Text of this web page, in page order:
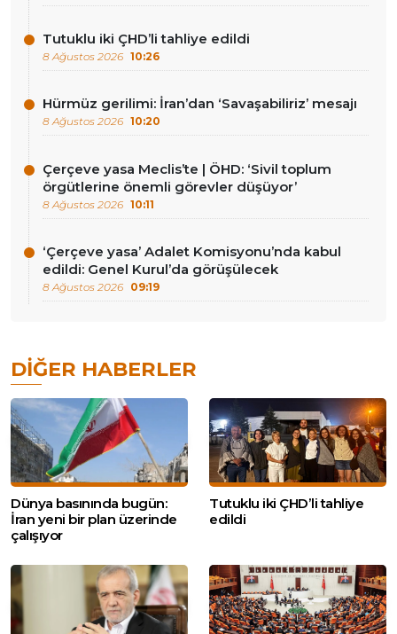
Tutuklu iki ÇHD’li tahliye edildi
8 Ağustos 2026 10:26
Hürmüz gerilimi: İran’dan ‘Savaşabiliriz’ mesajı
8 Ağustos 2026 10:20
Çerçeve yasa Meclis’te | ÖHD: ‘Sivil toplum
örgütlerine önemli görevler düşüyor’
8 Ağustos 2026 10:11
‘Çerçeve yasa’ Adalet Komisyonu’nda kabul
edildi: Genel Kurul’da görüşülecek
8 Ağustos 2026 09:19
DIĞER HABERLER
Dünya basınında bugün:
İran yeni bir plan üzerinde
çalışıyor
Tutuklu iki ÇHD’li tahliye
edildi